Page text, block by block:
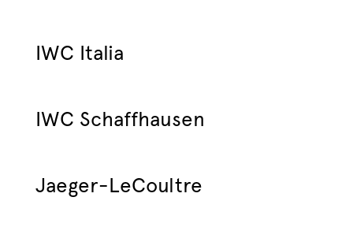
IWC Italia
IWC Schaffhausen
Jaeger-LeCoultre